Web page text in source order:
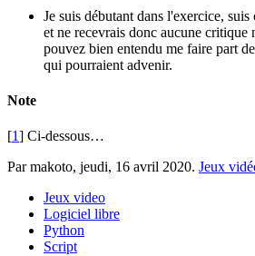
Je suis débutant dans l'exercice,
et ne recevrais donc aucune critique
pouvez bien entendu me faire part
qui pourraient advenir.
Note
[1] Ci-dessous…
Par makoto, jeudi, 16 avril 2020. Jeux
Jeux video
Logiciel libre
Python
Script